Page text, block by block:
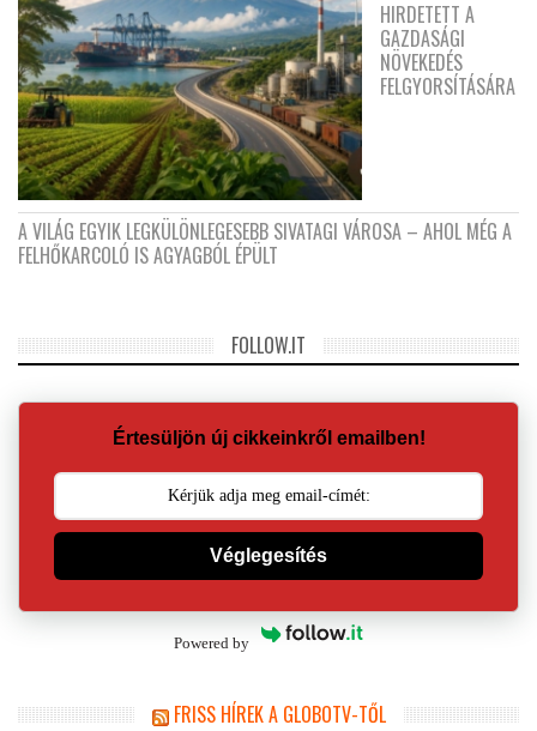
HIRDETETT A
GAZDASÁGI
NÖVEKEDÉS
FELGYORSÍTÁSÁRA
A VILÁG EGYIK LEGKÜLÖNLEGESEBB SIVATAGI VÁROSA – AHOL MÉG A
FELHŐKARCOLÓ IS AGYAGBÓL ÉPÜLT
FOLLOW.IT
Értesüljön új cikkeinkről emailben!
Véglegesítés
Powered by
FRISS HÍREK A GLOBOTV-TŐL